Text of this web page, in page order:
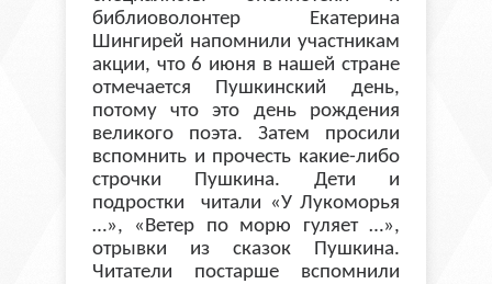
библиоволонтер Екатерина
Шингирей напомнили участникам
акции, что 6 июня в нашей стране
отмечается Пушкинский день,
потому что это день рождения
великого поэта. Затем просили
вспомнить и прочесть какие-либо
строчки Пушкина. Дети и
подростки читали «У Лукоморья
…», «Ветер по морю гуляет …»,
отрывки из сказок Пушкина.
Читатели постарше вспомнили